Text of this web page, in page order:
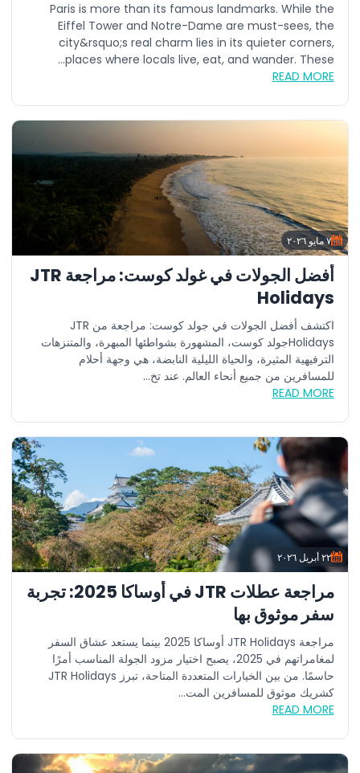
Paris is more than its famous landmarks. While the
Eiffel Tower and Notre-Dame are must-sees, the
city&rsquo;s real charm lies in its quieter corners,
places where locals live, eat, and wander. These...
READ MORE
٧ مايو ٢٠٢٦
أفضل الجولات في غولد كوست: مراجعة JTR
Holidays
اكتشف أفضل الجولات في جولد كوست: مراجعة من JTR
Holidaysجولد كوست، المشهورة بشواطئها المبهرة، والمتنزهات
الترفيهية المثيرة، والحياة الليلية النابضة، هي وجهة أحلام
للمسافرين من جميع أنحاء العالم. عند تخ...
READ MORE
٢٢ أبريل ٢٠٢٦
مراجعة عطلات JTR في أوساكا 2025: تجربة
سفر موثوق بها
مراجعة JTR Holidays أوساكا 2025 بينما يستعد عشاق السفر
لمغامراتهم في 2025، يصبح اختيار مزود الجولة المناسب أمرًا
حاسمًا. من بين الخيارات المتعددة المتاحة، تبرز JTR Holidays
كشريك موثوق للمسافرين المت...
READ MORE